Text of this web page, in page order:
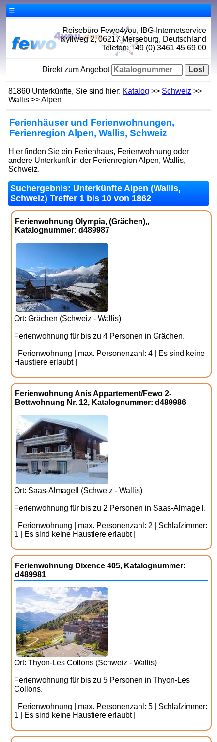
☰
Reisebüro Fewo4you, IBG-Internetservice
Kyllweg 2, 06217 Merseburg, Deutschland
Telefon: +49 (0) 3461 45 69 00
Direkt zum Angebot
81860 Unterkünfte, Sie sind hier: Katalog >> Schweiz >>
Wallis >> Alpen
Ferienhäuser und Ferienwohnungen,
Ferienregion Alpen, Wallis, Schweiz
Hier finden Sie ein Ferienhaus, Ferienwohnung oder
andere Unterkunft in der Ferienregion Alpen, Wallis,
Schweiz.
Suchergebnis: Unterkünfte Alpen (Wallis,
Schweiz) Treffer 1 bis 10 von 1862
Ferienwohnung Olympia, (Grächen),,
Katalognummer: d489987
Ort: Grächen (Schweiz - Wallis)
Ferienwohnung für bis zu 4 Personen in Grächen.
| Ferienwohnung | max. Personenzahl: 4 | Es sind keine
Haustiere erlaubt |
Ferienwohnung Anis Appartement/Fewo 2-
Bettwohnung Nr. 12, Katalognummer: d489986
Ort: Saas-Almagell (Schweiz - Wallis)
Ferienwohnung für bis zu 2 Personen in Saas-Almagell.
| Ferienwohnung | max. Personenzahl: 2 | Schlafzimmer:
1 | Es sind keine Haustiere erlaubt |
Ferienwohnung Dixence 405, Katalognummer:
d489981
Ort: Thyon-Les Collons (Schweiz - Wallis)
Ferienwohnung für bis zu 5 Personen in Thyon-Les
Collons.
| Ferienwohnung | max. Personenzahl: 5 | Schlafzimmer:
1 | Es sind keine Haustiere erlaubt |